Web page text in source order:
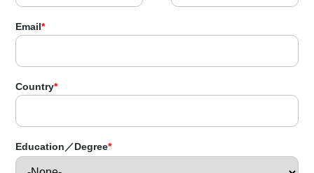
Email*
Country*
Education／Degree*